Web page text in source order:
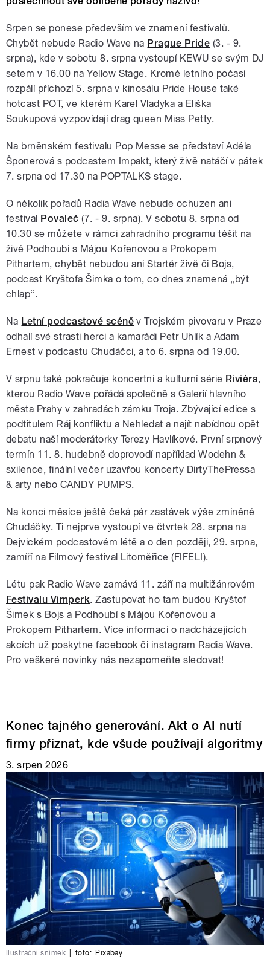
Srpen se ponese především ve znamení festivalů.
Chybět nebude Radio Wave na Prague Pride (3. - 9.
srpna), kde v sobotu 8. srpna vystoupí KEWU se svým DJ
setem v 16.00 na Yellow Stage. Kromě letního počasí
rozpálí příchozí 5. srpna v kinosálu Pride House také
hotcast POT, ve kterém Karel Vladyka a Eliška
Soukupová vyzpovídají drag queen Miss Petty.
Na brněnském festivalu Pop Messe se představí Adéla
Šponerová s podcastem Impakt, který živě natáčí v pátek
7. srpna od 17.30 na POPTALKS stage.
O několik pořadů Radia Wave nebude ochuzen ani
festival Povaleč (7. - 9. srpna). V sobotu 8. srpna od
10.30 se můžete v rámci zahradního programu těšit na
živé Podhoubí s Májou Kořenovou a Prokopem
Pithartem, chybět nebudou ani Startér živě či Bojs,
podcast Kryštofa Šimka o tom, co dnes znamená „být
chlap“.
Na Letní podcastové scéně v Trojském pivovaru v Praze
odhalí své strasti herci a kamarádi Petr Uhlík a Adam
Ernest v podcastu Chudáčci, a to 6. srpna od 19.00.
V srpnu také pokračuje koncertní a kulturní série Riviéra,
kterou Radio Wave pořádá společně s Galerií hlavního
města Prahy v zahradách zámku Troja. Zbývající edice s
podtitulem Ráj konfliktu a Nehledat a najít nabídnou opět
debatu naší moderátorky Terezy Havlíkové. První srpnový
termín 11. 8. hudebně doprovodí například Wodehn &
sxilence, finální večer uzavřou koncerty DirtyThePressa
& arty nebo CANDY PUMPS.
Na konci měsíce ještě čeká pár zastávek výše zmíněné
Chudáčky. Ti nejprve vystoupí ve čtvrtek 28. srpna na
Dejvickém podcastovém létě a o den později, 29. srpna,
zamíří na Filmový festival Litoměřice (FIFELI).
Létu pak Radio Wave zamává 11. září na multižánrovém
Festivalu Vimperk. Zastupovat ho tam budou Kryštof
Šimek s Bojs a Podhoubí s Májou Kořenovou a
Prokopem Pithartem. Více informací o nadcházejících
akcích už poskytne facebook či instagram Radia Wave.
Pro veškeré novinky nás nezapomeňte sledovat!
Konec tajného generování. Akt o AI nutí
firmy přiznat, kde všude používají algoritmy
3. srpen 2026
Ilustrační snímek foto: Pixabay